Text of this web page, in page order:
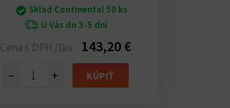
Sklad Continental 50 ks
U Vás do 3-5 dní
Cena s DPH /1ks 143,20 €
− + KÚPIŤ